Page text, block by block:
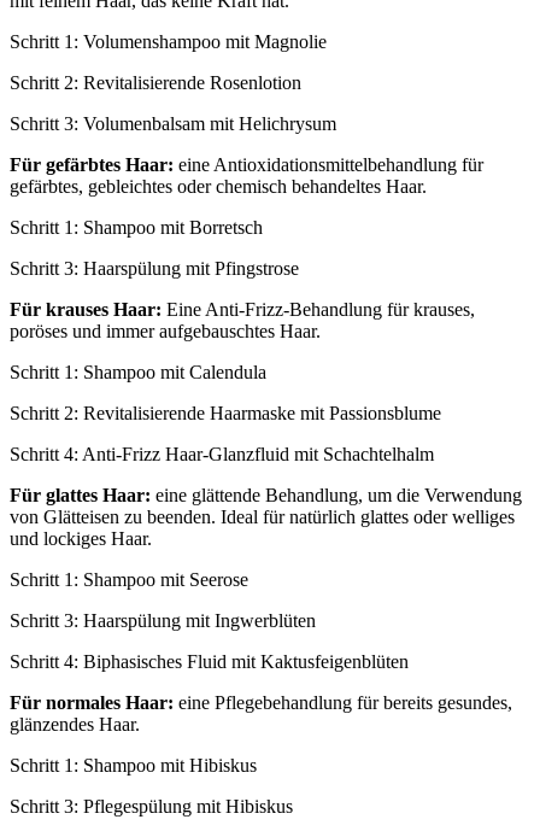
Schritt 1: Volumenshampoo mit Magnolie
Schritt 2: Revitalisierende Rosenlotion
Schritt 3: Volumenbalsam mit Helichrysum
Für gefärbtes Haar: eine Antioxidationsmittelbehandlung für
gefärbtes, gebleichtes oder chemisch behandeltes Haar.
Schritt 1: Shampoo mit Borretsch
Schritt 3: Haarspülung mit Pfingstrose
Für krauses Haar: Eine Anti-Frizz-Behandlung für krauses,
poröses und immer aufgebauschtes Haar.
Schritt 1: Shampoo mit Calendula
Schritt 2: Revitalisierende Haarmaske mit Passionsblume
Schritt 4: Anti-Frizz Haar-Glanzfluid mit Schachtelhalm
Für glattes Haar: eine glättende Behandlung, um die Verwendung
von Glätteisen zu beenden. Ideal für natürlich glattes oder welliges
und lockiges Haar.
Schritt 1: Shampoo mit Seerose
Schritt 3: Haarspülung mit Ingwerblüten
Schritt 4: Biphasisches Fluid mit Kaktusfeigenblüten
Für normales Haar: eine Pflegebehandlung für bereits gesundes,
glänzendes Haar.
Schritt 1: Shampoo mit Hibiskus
Schritt 3: Pflegespülung mit Hibiskus